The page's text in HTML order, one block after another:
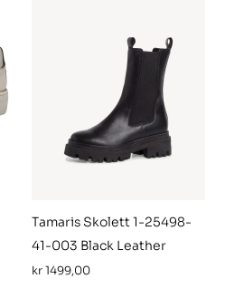
Tamaris Skolett 1-25498-
41-003 Black Leather
kr1499,00